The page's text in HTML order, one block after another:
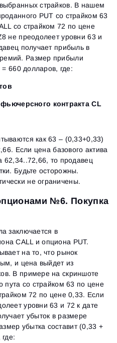
страйков. В нашем
PUT со страйком 63
со страйком 72 по цене
не преодолеет уровни 63 и
получает прибыль в
Размер прибыли
660 долларов, где:
контракта CL
как 63 – (0,33+0,33)
Если цена базового актива
62,34..72,66, то продавец
Будьте осторожны.
не ограничены.
№6. Покупка
заключается в
CALL и опциона PUT.
на то, что рынок
и цена выйдет из
В примере на скриншоте
пута со страйком 63 по цене
72 по цене 0,33. Если
уровни 63 и 72 к дате
убыток в размере
убытка составит (0,33 +
почты, и мы отправим
пароля.предложения от